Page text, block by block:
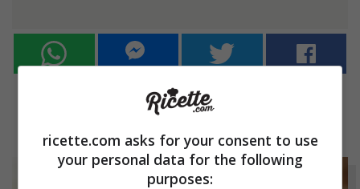
ricette.com asks for your consent to use
your personal data for the following
purposes: